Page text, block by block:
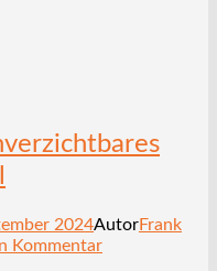
2024AutorFrank
Kommentar